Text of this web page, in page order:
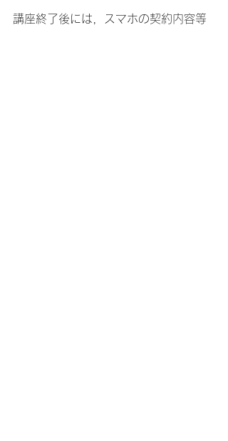
講座終了後には，スマホの契約内容等